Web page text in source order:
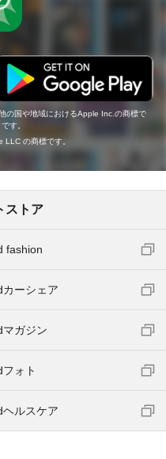
の国や地域におけるApple Inc.の商標で
す。
の商標です。
ストア
fashion
カーシェア
マガジン
フォト
ヘルスケア